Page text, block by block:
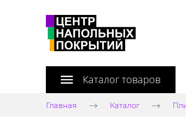
Каталог товаров
Главная Каталог